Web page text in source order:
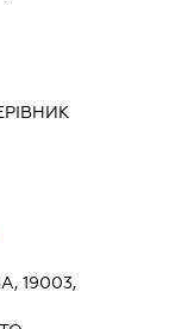
19003,